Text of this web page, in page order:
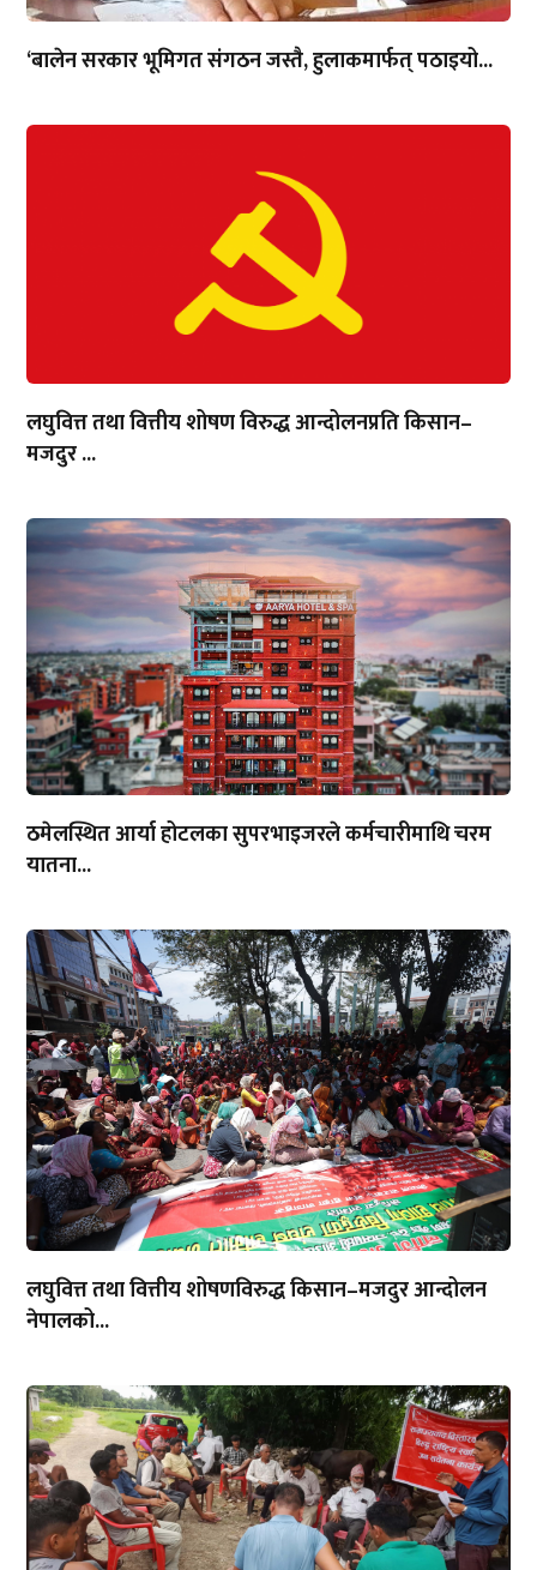
‘बालेन सरकार भूमिगत संगठन जस्तै, हुलाकमार्फत् पठाइयो...
लघुवित्त तथा वित्तीय शोषण विरुद्ध आन्दोलनप्रति किसान–
मजदुर ...
ठमेलस्थित आर्या होटलका सुपरभाइजरले कर्मचारीमाथि चरम
यातना...
लघुवित्त तथा वित्तीय शोषणविरुद्ध किसान–मजदुर आन्दोलन
नेपालको...